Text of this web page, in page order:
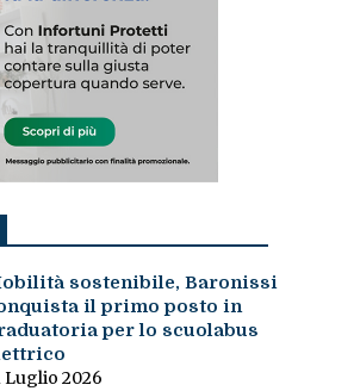
sostenibile, Baronissi
il primo posto in
per lo scuolabus
Luglio 2026